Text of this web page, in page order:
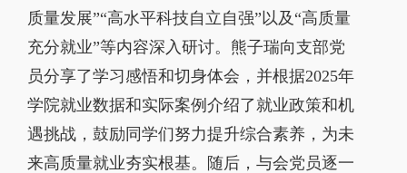
质量发展”“高水平科技自立自强”以及“高质量
充分就业”等内容深入研讨。熊子瑞向支部党
员分享了学习感悟和切身体会，并根据2025年
学院就业数据和实际案例介绍了就业政策和机
遇挑战，鼓励同学们努力提升综合素养，为未
来高质量就业夯实根基。随后，与会党员逐一